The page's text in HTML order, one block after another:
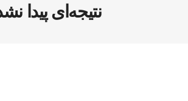
نتیجه‌ای پیدا